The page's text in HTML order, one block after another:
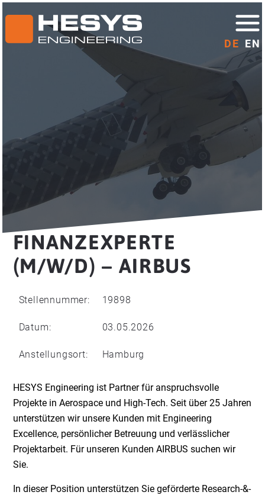
DE EN
FINANZEXPERTE
(M/W/D) – AIRBUS
Stellennummer: 19898
Datum: 03.05.2026
Anstellungsort: Hamburg
HESYS Engineering ist Partner für anspruchsvolle
Projekte in Aerospace und High-Tech. Seit über 25 Jahren
unterstützen wir unsere Kunden mit Engineering
Excellence, persönlicher Betreuung und verlässlicher
Projektarbeit. Für unseren Kunden AIRBUS suchen wir
Sie.
In dieser Position unterstützen Sie geförderte Research-&-